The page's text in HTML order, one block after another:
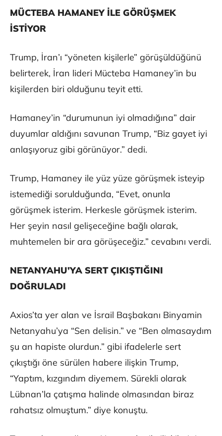
MÜCTEBA HAMANEY İLE GÖRÜŞMEK
İSTİYOR
Trump, İran’ı “yöneten kişilerle” görüşüldüğünü
belirterek, İran lideri Mücteba Hamaney’in bu
kişilerden biri olduğunu teyit etti.
Hamaney’in “durumunun iyi olmadığına” dair
duyumlar aldığını savunan Trump, “Biz gayet iyi
anlaşıyoruz gibi görünüyor.” dedi.
Trump, Hamaney ile yüz yüze görüşmek isteyip
istemediği sorulduğunda, “Evet, onunla
görüşmek isterim. Herkesle görüşmek isterim.
Her şeyin nasıl gelişeceğine bağlı olarak,
muhtemelen bir ara görüşeceğiz.” cevabını verdi.
NETANYAHU’YA SERT ÇIKIŞTIĞINI
DOĞRULADI
Axios’ta yer alan ve İsrail Başbakanı Binyamin
Netanyahu’ya “Sen delisin.” ve “Ben olmasaydım
şu an hapiste olurdun.” gibi ifadelerle sert
çıkıştığı öne sürülen habere ilişkin Trump,
“Yaptım, kızgındım diyemem. Sürekli olarak
Lübnan’la çatışma halinde olmasından biraz
rahatsız olmuştum.” diye konuştu.